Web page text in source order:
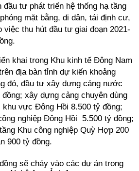
đầu tư phát triển hệ thống hạ tầng
mặt bằng, di dân, tái định cư,
việc thu hút đầu tư giai đoạn 2021-
khai trong Khu kinh tế Đông Nam
địa bàn tỉnh dự kiến khoảng
đó, đầu tư xây dựng cảng nước
xây dựng cảng chuyên dùng
vực Đông Hồi 8.500 tỷ đồng;
nghiệp Đông Hồi 5.500 tỷ đồng;
Khu công nghiệp Quỳ Hợp 200
900 tỷ đồng.